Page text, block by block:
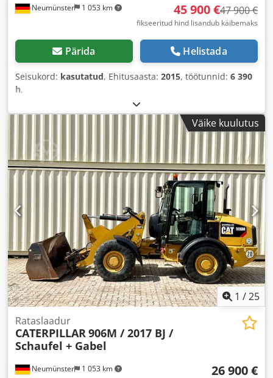
Neumünster 1 053 km 45 900 €47 900 €
fikseeritud hind lisandub käibemaks
Pärida Helistada
Seisukord: kasutatud, Ehitusaasta: 2015, töötunnid: 6 390
h,
Väike kuulutus
1 /25
Neumünster 1 053 km
Rataslaadur
CATERPILLAR906M / 2017 BJ /
Schaufel + Gabel
26 900 €